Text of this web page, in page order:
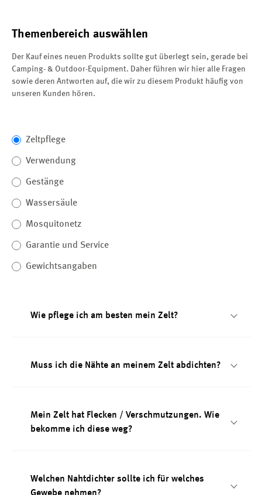
Themenbereich auswählen
Der Kauf eines neuen Produkts sollte gut überlegt sein, gerade bei
Camping- & Outdoor-Equipment. Daher führen wir hier alle Fragen
sowie deren Antworten auf, die wir zu diesem Produkt häufig von
unseren Kunden hören.
Zeltpflege
Verwendung
Gestänge
Wassersäule
Mosquitonetz
Garantie und Service
Gewichtsangaben
Wie pflege ich am besten mein Zelt?
Muss ich die Nähte an meinem Zelt abdichten?
Mein Zelt hat Flecken / Verschmutzungen. Wie
bekomme ich diese weg?
Welchen Nahtdichter sollte ich für welches